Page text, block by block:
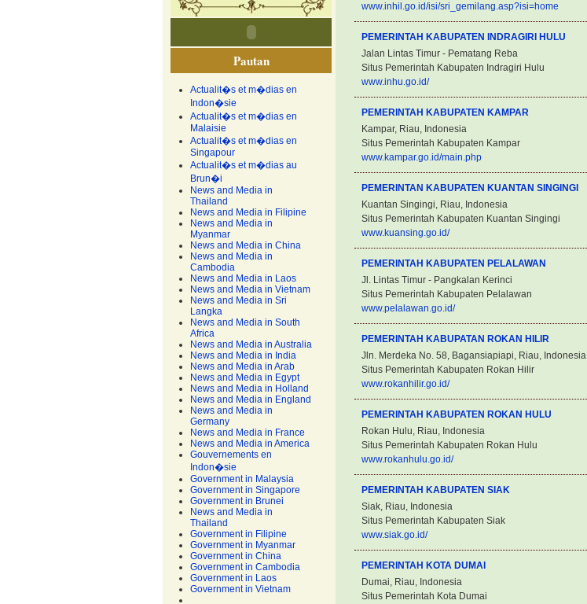
Pautan
Actualit�s et m�dias en
Indon�sie
Actualit�s et m�dias en
Malaisie
Actualit�s et m�dias en
Singapour
Actualit�s et m�dias au
Brun�i
News and Media in
Thailand
News and Media in Filipine
News and Media in
Myanmar
News and Media in China
News and Media in
Cambodia
News and Media in Laos
News and Media in Vietnam
News and Media in Sri
Langka
News and Media in South
Africa
News and Media in Australia
News and Media in India
News and Media in Arab
News and Media in Egypt
News and Media in Holland
News and Media in England
News and Media in
Germany
News and Media in France
News and Media in America
Gouvernements en
Indon�sie
Government in Malaysia
Government in Singapore
Government in Brunei
News and Media in
Thailand
Government in Filipine
Government in Myanmar
Government in China
Government in Cambodia
Government in Laos
Government in Vietnam
www.inhil.go.id/isi/sri_gemilang.asp?isi=home
PEMERINTAH KABUPATEN INDRAGIRI HULU
Jalan Lintas Timur - Pematang Reba
Situs Pemerintah Kabupaten Indragiri Hulu
www.inhu.go.id/
PEMERINTAH KABUPATEN KAMPAR
Kampar, Riau, Indonesia
Situs Pemerintah Kabupaten Kampar
www.kampar.go.id/main.php
PEMERINTAN KABUPATEN KUANTAN SINGINGI
Kuantan Singingi, Riau, Indonesia
Situs Pemerintah Kabupaten Kuantan Singingi
www.kuansing.go.id/
PEMERINTAH KABUPATEN PELALAWAN
Jl. Lintas Timur - Pangkalan Kerinci
Situs Pemerintah Kabupaten Pelalawan
www.pelalawan.go.id/
PEMERINTAH KABUPATAN ROKAN HILIR
Jln. Merdeka No. 58, Bagansiapiapi, Riau, Indonesia
Situs Pemerintah Kabupaten Rokan Hilir
www.rokanhilir.go.id/
PEMERINTAH KABUPATEN ROKAN HULU
Rokan Hulu, Riau, Indonesia
Situs Pemerintah Kabupaten Rokan Hulu
www.rokanhulu.go.id/
PEMERINTAH KABUPATEN SIAK
Siak, Riau, Indonesia
Situs Pemerintah Kabupaten Siak
www.siak.go.id/
PEMERINTAH KOTA DUMAI
Dumai, Riau, Indonesia
Situs Pemerintah Kota Dumai